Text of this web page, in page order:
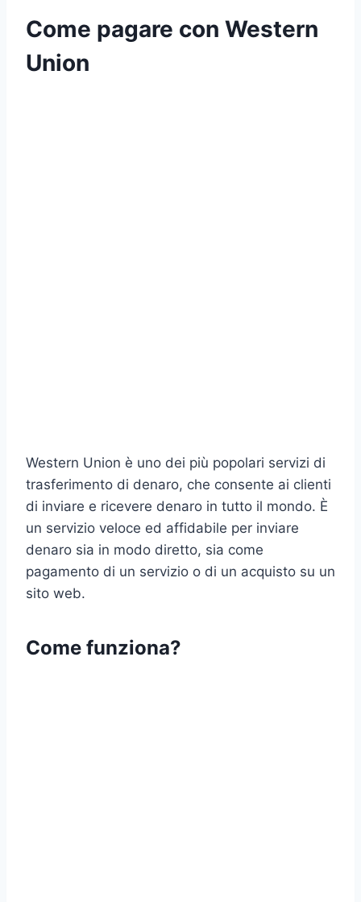
Come pagare con Western
Union
Western Union è uno dei più popolari servizi di
trasferimento di denaro, che consente ai clienti
di inviare e ricevere denaro in tutto il mondo. È
un servizio veloce ed affidabile per inviare
denaro sia in modo diretto, sia come
pagamento di un servizio o di un acquisto su un
sito web.
Come funziona?